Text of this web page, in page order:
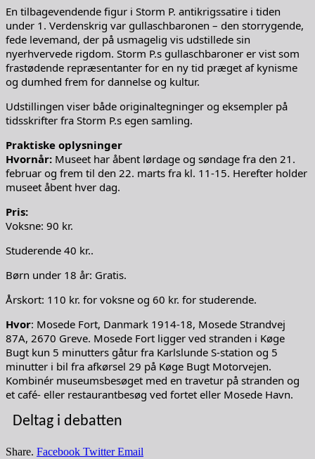
En tilbagevendende figur i Storm P. antikrigssatire i tiden
under 1. Verdenskrig var gullaschbaronen – den storrygende,
fede levemand, der på usmagelig vis udstillede sin
nyerhvervede rigdom. Storm P.s gullaschbaroner er vist som
frastødende repræsentanter for en ny tid præget af kynisme
og dumhed frem for dannelse og kultur.
Udstillingen viser både originaltegninger og eksempler på
tidsskrifter fra Storm P.s egen samling.
Praktiske oplysninger
Hvornår: Museet har åbent lørdage og søndage fra den 21.
februar og frem til den 22. marts fra kl. 11-15. Herefter holder
museet åbent hver dag.
Pris:
Voksne: 90 kr.
Studerende 40 kr..
Børn under 18 år: Gratis.
Årskort: 110 kr. for voksne og 60 kr. for studerende.
Hvor: Mosede Fort, Danmark 1914-18, Mosede Strandvej
87A, 2670 Greve. Mosede Fort ligger ved stranden i Køge
Bugt kun 5 minutters gåtur fra Karlslunde S-station og 5
minutter i bil fra afkørsel 29 på Køge Bugt Motorvejen.
Kombinér museumsbesøget med en travetur på stranden og
et café- eller restaurantbesøg ved fortet eller Mosede Havn.
Deltag i debatten
Share. Facebook Twitter Email